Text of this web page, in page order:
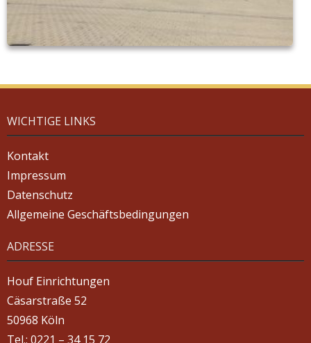
WICHTIGE LINKS
Kontakt
Impressum
Datenschutz
Allgemeine Geschäftsbedingungen
ADRESSE
Houf Einrichtungen
Cäsarstraße 52
50968 Köln
Tel.: 0221 – 34 15 72